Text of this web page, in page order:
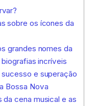
sobre os ícones da
grandes nomes da
incríveis
e superação
Bossa Nova
da cena musical e as